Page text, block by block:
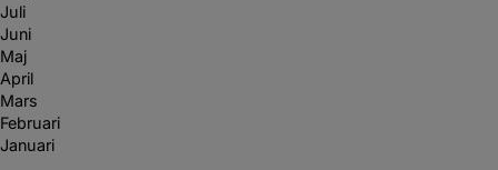
Juli
Juni
Maj
April
Mars
Februari
Januari